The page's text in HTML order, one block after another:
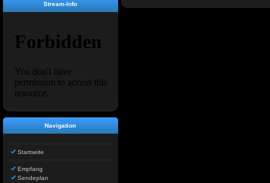
Stream-Info
Navigation
Startseite
Empfang
Sendeplan